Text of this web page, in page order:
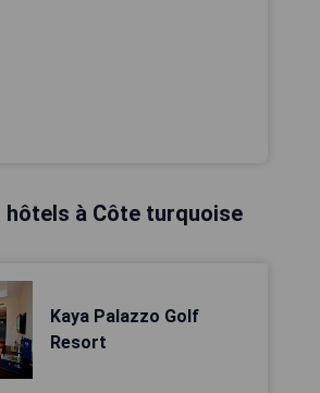
hôtels à Côte turquoise
Kaya Palazzo Golf
Resort